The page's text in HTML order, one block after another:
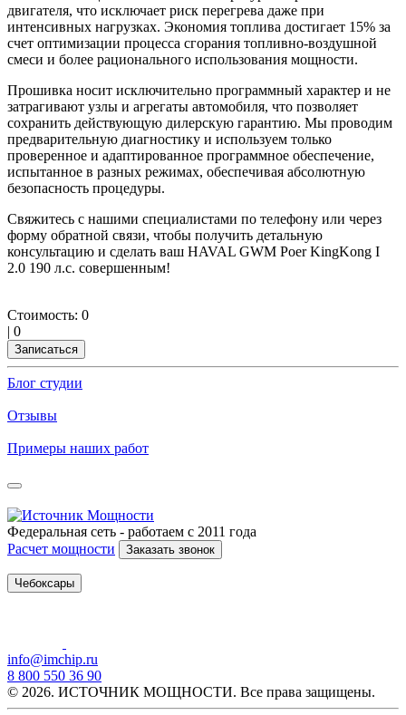
двигателя, что исключает риск перегрева даже при
интенсивных нагрузках. Экономия топлива достигает 15% за
счет оптимизации процесса сгорания топливно-воздушной
смеси и более рационального использования мощности.
Прошивка носит исключительно программный характер и не
затрагивают узлы и агрегаты автомобиля, что позволяет
сохранить действующую дилерскую гарантию. Мы проводим
предварительную диагностику и используем только
проверенное и адаптированное программное обеспечение,
испытанное в разных режимах, обеспечивая абсолютную
безопасность процедуры.
Свяжитесь с нашими специалистами по телефону или через
форму обратной связи, чтобы получить детальную
консультацию и сделать ваш HAVAL GWM Poer KingKong I
2.0 190 л.с. совершенным!
Стоимость: 0
| 0
Записаться
Блог студии
Отзывы
Примеры наших работ
Федеральная сеть - работаем с 2011 года
Расчет мощности
Заказать звонок
Чебоксары
info@imchip.ru
8 800 550 36 90
© 2026. ИСТОЧНИК МОЩНОСТИ. Все права защищены.